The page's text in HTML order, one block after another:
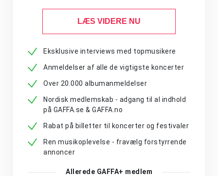
LÆS VIDERE NU
Eksklusive interviews med topmusikere
Anmeldelser af alle de vigtigste koncerter
Over 20.000 albumanmeldelser
Nordisk medlemskab - adgang til al indhold
på GAFFA.se & GAFFA.no
Rabat på billetter til koncerter og festivaler
Ren musikoplevelse - fravælg forstyrrende
annoncer
Allerede GAFFA+ medlem